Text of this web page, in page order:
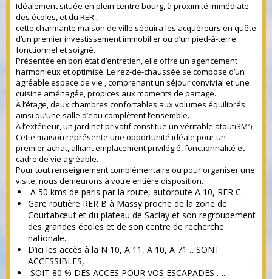
Idéalement située en plein centre bourg, à proximité immédiate
des écoles, et du RER ,
cette charmante maison de ville séduira les acquéreurs en quête
d’un premier investissement immobilier ou d’un pied-à-terre
fonctionnel et soigné.
Présentée en bon état d’entretien, elle offre un agencement
harmonieux et optimisé. Le rez-de-chaussée se compose d’un
agréable espace de vie , comprenant un séjour convivial et une
cuisine aménagée, propices aux moments de partage.
À l’étage, deux chambres confortables aux volumes équilibrés
ainsi qu’une salle d’eau complètent l’ensemble.
À l’extérieur, un jardinet privatif constitue un véritable atout(3M²),
Cette maison représente une opportunité idéale pour un
premier achat, alliant emplacement privilégié, fonctionnalité et
cadre de vie agréable.
Pour tout renseignement complémentaire ou pour organiser une
visite, nous demeurons à votre entière disposition.
A 50 kms de paris par la route, autoroute A 10, RER C.
Gare routière RER B à Massy proche de la zone de
Courtabœuf et du plateau de Saclay et son regroupement
des grandes écoles et de son centre de recherche
nationale.
D’ici les accès à la N 10, A 11, A 10, A 71 …SONT
ACCESSIBLES,
SOIT 80 % DES ACCES POUR VOS ESCAPADES …...